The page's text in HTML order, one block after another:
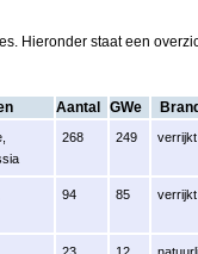
Hieronder staat een
Aantal GWe
268 249
94 85